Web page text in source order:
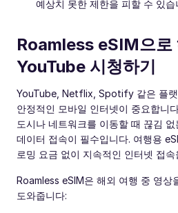
예상치 못한 제한을 피할 수 있습
Roamless eSIM으로
YouTube 시청하기
YouTube, Netflix, Spotify 같은 플랫
안정적인 모바일 인터넷이 중요합니
도시나 네트워크를 이동할 때 끊김
데이터 접속이 필수입니다. 여행용
로밍 요금 없이 지속적인 인터넷 접속
Roamless eSIM은 해외 여행 중 영상
도와줍니다: